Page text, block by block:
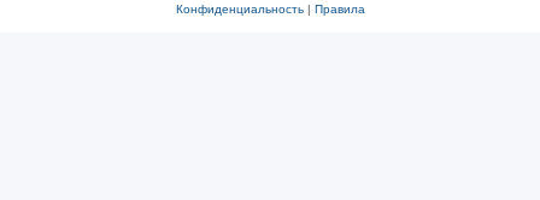
Конфиденциальность| Правила